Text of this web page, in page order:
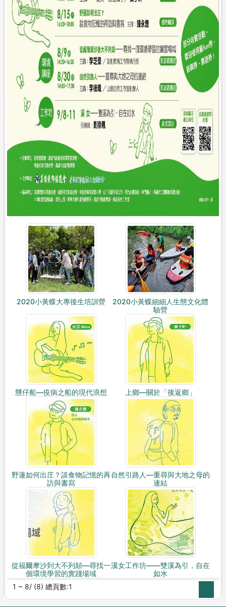
2020小黃蝶大專後生培訓營
2020小黃蝶細細人生態文化體
驗營
戇仔船—疫病之船的現代浪想 上鄉—關於「後返鄉」
野蓮如何出庄？談食物記憶的再
訪與書寫
自然引路人—重尋與大地之母的
連結
從福爾摩沙到大不列顛—尋找一
個環境學習的實踐場域
溪女工作坊——雙溪為引，自在
如水
1 ~ 8/ (8) 總頁數:1